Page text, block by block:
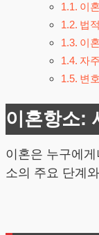
이
법
이
자
변
이혼항소:
이혼은 누구에
소의 주요 단계